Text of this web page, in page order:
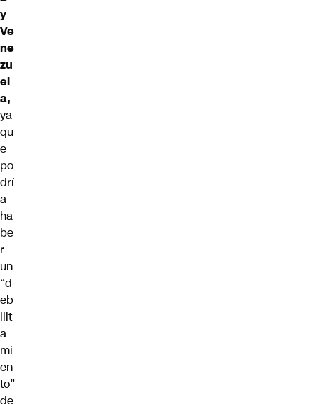
y
Ve
ne
zu
el
a,
ya
qu
e
po
drí
a
ha
be
r
un
“d
eb
ilit
a
mi
en
to”